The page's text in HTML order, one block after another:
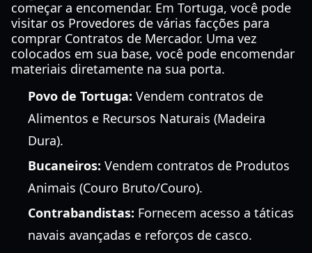
começar a encomendar. Em Tortuga, você pode
visitar os Provedores de várias facções para
comprar Contratos de Mercador. Uma vez
colocados em sua base, você pode encomendar
materiais diretamente na sua porta.
Povo de Tortuga: Vendem contratos de
Alimentos e Recursos Naturais (Madeira
Dura).
Bucaneiros: Vendem contratos de Produtos
Animais (Couro Bruto/Couro).
Contrabandistas: Fornecem acesso a táticas
navais avançadas e reforços de casco.